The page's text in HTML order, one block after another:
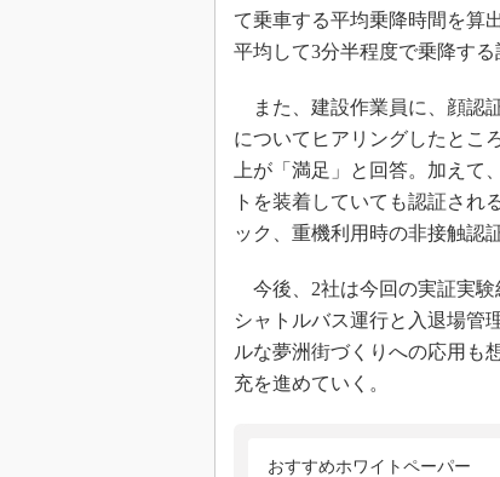
て乗車する平均乗降時間を算
平均して3分半程度で乗降する
また、建設作業員に、顔認
についてヒアリングしたとこ
上が「満足」と回答。加え
トを装着していても認証され
ック、重機利用時の非接触認
今後、2社は今回の実証実験
シャトルバス運行と入退場管
ルな夢洲街づくりへの応用も
充を進めていく。
おすすめホワイトペーパー